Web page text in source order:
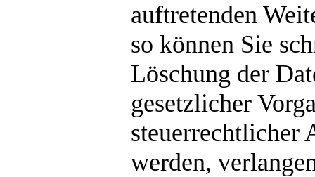
auftretenden
so können Sie
Löschung der
gesetzlicher
steuerrechtlicher
werden,